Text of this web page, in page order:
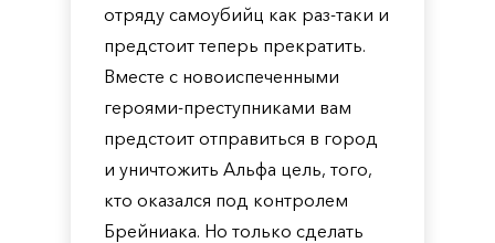
отряду самоубийц как раз-таки и
предстоит теперь прекратить.
Вместе с новоиспеченными
героями-преступниками вам
предстоит отправиться в город
и уничтожить Альфа цель, того,
кто оказался под контролем
Брейниака. Но только сделать